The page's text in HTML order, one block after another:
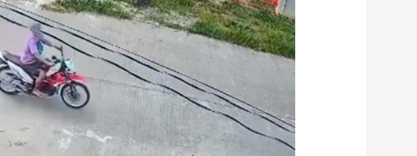
健康 乐龄 阅读 艺术 汽车 数智 5G 产业+
颜选攻略 海洋 时尚 网展 央央好物